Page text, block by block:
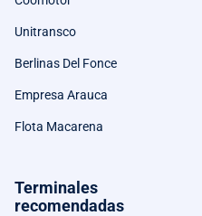
Unitransco
Berlinas Del Fonce
Empresa Arauca
Flota Macarena
Terminales
recomendadas